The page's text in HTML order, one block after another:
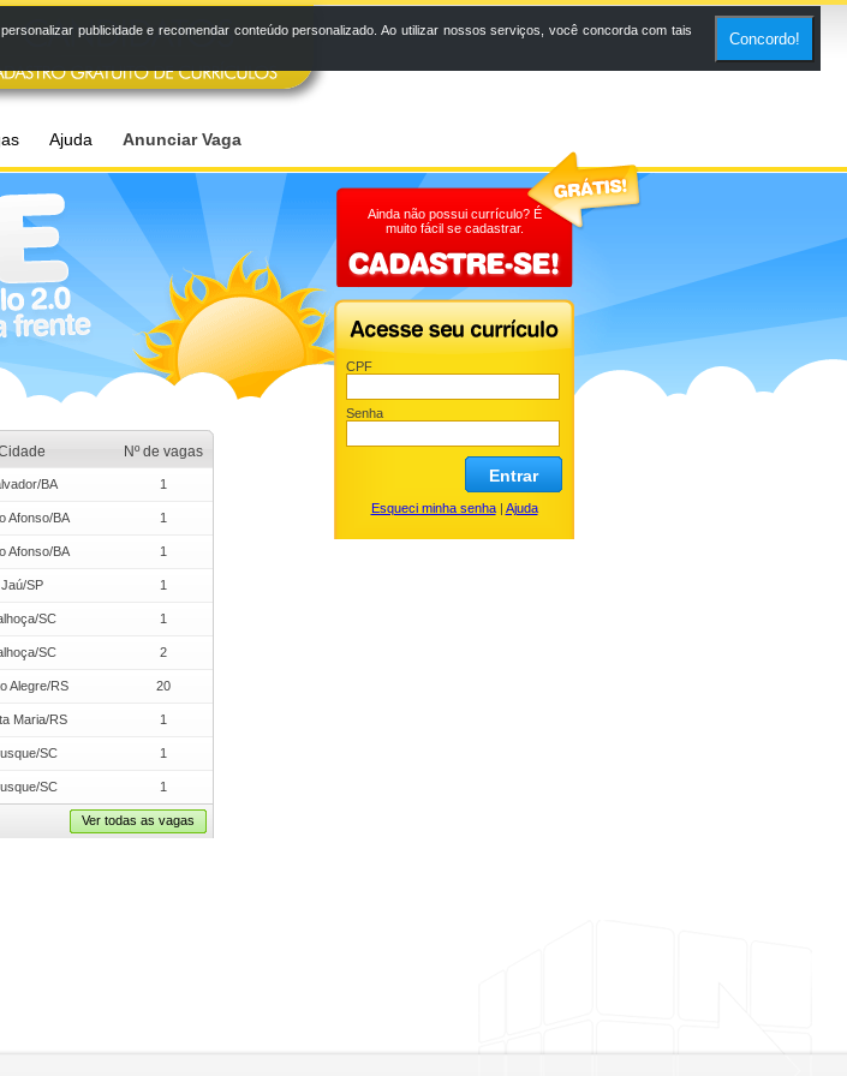
Ajuda Anunciar Vaga
Ainda não possui currículo? É
muito fácil se cadastrar.
CPF
Senha
Entrar
Esqueci minha senha| Ajuda
Nº de vagas
BA 1
Afonso/BA 1
Afonso/BA 1
Jaú/SP 1
SC 1
SC 2
Alegre/RS 20
Maria/RS 1
SC 1
SC 1
Ver todas as vagas
publicidade e recomendar conteúdo personalizado. Ao utilizar nossos serviços, você concorda com tais
Concordo!